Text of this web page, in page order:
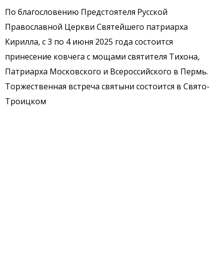
По благословению Предстоятеля Русской
Православной Церкви Святейшего патриарха
Кирилла, с 3 по 4 июня 2025 года состоится
принесение ковчега с мощами святителя Тихона,
Патриарха Московского и Всероссийского в Пермь.
Торжественная встреча святыни состоится в Свято-
Троицком